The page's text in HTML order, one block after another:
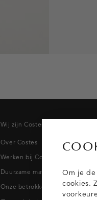
Wij zijn Costes
Over Costes
Werken bij Costes
Duurzame materialen
Onze betrokkenheid
Om je
cookies.